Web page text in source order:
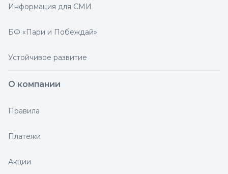
Информация для СМИ
БФ «Пари и Побеждай»
Устойчивое развитие
О компании
Правила
Платежи
Акции